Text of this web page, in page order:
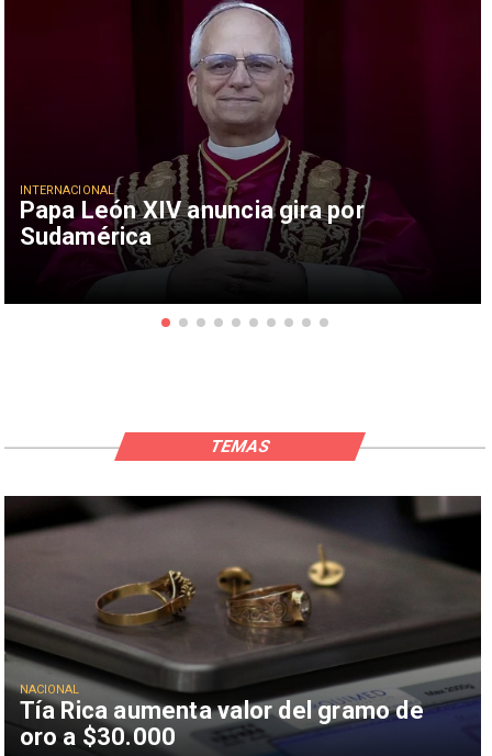
Papa León XIV anuncia gira por
Sudamérica
INTERNACIONAL
Tía Rica aumenta valor del gramo de
oro a $30.000
NACIONAL
TEMAS